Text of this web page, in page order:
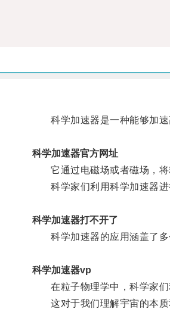
科学加速器是一种能够加速
科学加速器官方网址
它通过电磁场或者磁场，将
科学家们利用科学加速器进
科学加速器打不开了
科学加速器的应用涵盖了多
科学加速器vp
在粒子物理学中，科学家们
这对于我们理解宇宙的本质